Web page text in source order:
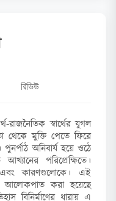
রিভিউ
রাজনৈতিক স্বার্থের যুগল
থেকে মুক্তি পেতে ফিরে
অনিবার্য হয়ে ওঠে
পরিপ্রেক্ষিতে।
কারণগুলোকে। এই
আলোকপাত করা হয়েছে
বিনির্মাণের ধারায় এ